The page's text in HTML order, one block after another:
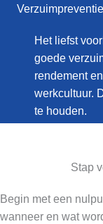
Verzuimpreventie
Het liefst
goede
rendement
werkcultuur.
te houden.
Stap
Begin met een
wanneer en wat